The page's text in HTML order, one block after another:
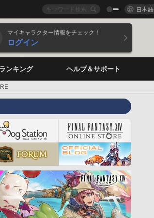
日本語
マイキャラクター情報をチェック！
ログイン
ランキング ヘルプ＆サポート